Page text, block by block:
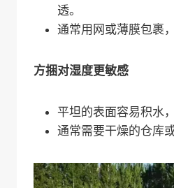
透。
通常用网或薄膜包裹
方捆对湿度更敏感
平坦的表面容易积水
通常需要干燥的仓库